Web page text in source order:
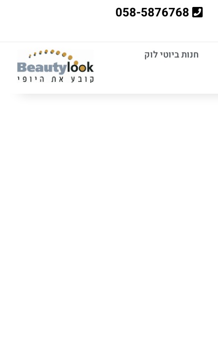
058-5876768
חנות ביוטי לוק